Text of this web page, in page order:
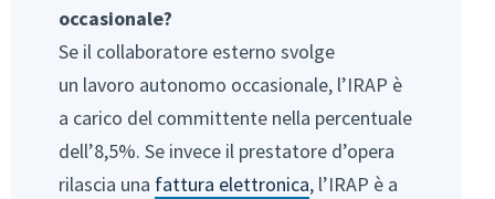
occasionale?
Se il collaboratore esterno svolge
un lavoro autonomo occasionale, l’IRAP è
a carico del committente nella percentuale
dell’8,5%. Se invece il prestatore d’opera
rilascia una fattura elettronica, l’IRAP è a